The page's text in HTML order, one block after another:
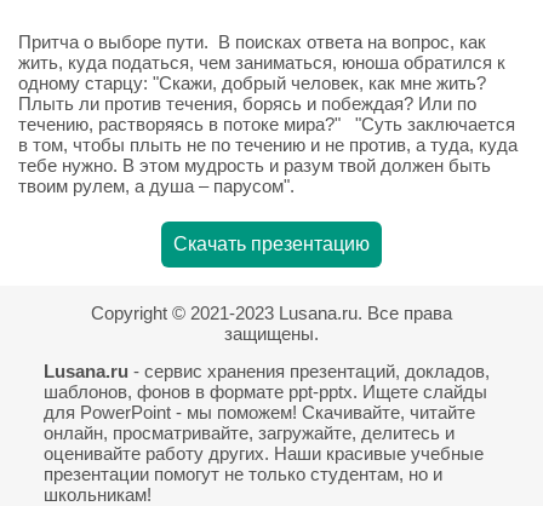
Притча о выборе пути. В поисках ответа на вопрос, как
жить, куда податься, чем заниматься, юноша обратился к
одному старцу: "Скажи, добрый человек, как мне жить?
Плыть ли против течения, борясь и побеждая? Или по
течению, растворяясь в потоке мира?" "Суть заключается
в том, чтобы плыть не по течению и не против, а туда, куда
тебе нужно. В этом мудрость и разум твой должен быть
твоим рулем, а душа – парусом".
Скачать презентацию
Copyright © 2021-2023 Lusana.ru. Все права
защищены.
Lusana.ru - сервис хранения презентаций, докладов,
шаблонов, фонов в формате ppt-pptx. Ищете слайды
для PowerPoint - мы поможем! Скачивайте, читайте
онлайн, просматривайте, загружайте, делитесь и
оценивайте работу других. Наши красивые учебные
презентации помогут не только студентам, но и
школьникам!